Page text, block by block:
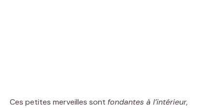
Ces petites merveilles sont fondantes à l’intérieur,